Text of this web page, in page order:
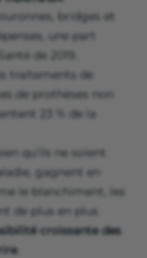
bridges et
une part
de 2019.
traitements de
de prothèses non
23 % de la
qu’ils ne soient
gagnent en
le blanchiment, les
de plus en plus
croissante des
.